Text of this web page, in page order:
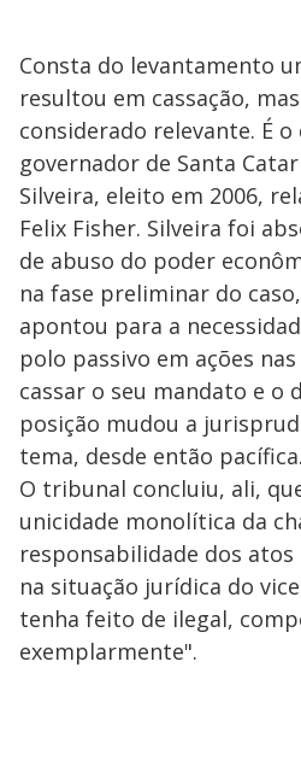
Consta do levantamento
resultou em cassação,
considerado relevante. É o
governador de Santa
Silveira, eleito em 2006,
Felix Fisher. Silveira foi
de abuso do poder
na fase preliminar do
apontou para a
polo passivo em ações
cassar o seu mandato e o
posição mudou a
tema, desde então pacífica.
O tribunal concluiu, ali,
unicidade monolítica da
responsabilidade dos
na situação jurídica do
tenha feito de ilegal,
exemplarmente".